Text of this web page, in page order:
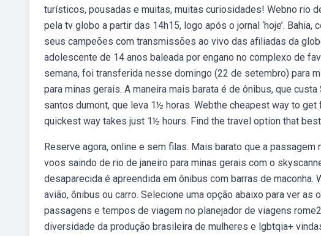
turísticos, pousadas e muitas, muitas curiosidades! Webno rio
pela tv globo a partir das 14h15, logo após o jornal ‘hoje’.
seus campeões com transmissões ao vivo das afiliadas da
adolescente de 14 anos baleada por engano no complexo de
semana, foi transferida nesse domingo (22 de setembro) para
para minas gerais. A maneira mais barata é de ônibus, que
santos dumont, que leva 1½ horas. Webthe cheapest way to
quickest way takes just 1½ hours. Find the travel option that
Reserve agora, online e sem filas. Mais barato que a
voos saindo de rio de janeiro para minas gerais com o
desaparecida é apreendida em ônibus com barras de
avião, ônibus ou carro. Selecione uma opção abaixo para ver
passagens e tempos de viagem no planejador de viagens
diversidade da produção brasileira de mulheres e lgbtqia+